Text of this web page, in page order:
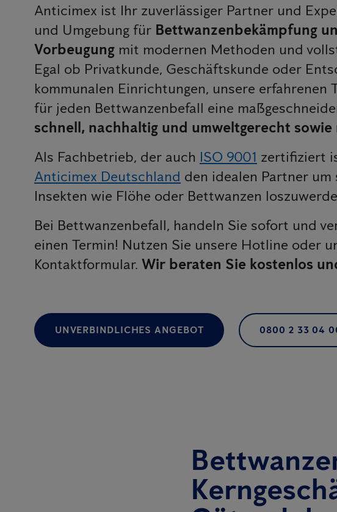
Anticimex ist Ihr zuverlässiger Partner und
und Umgebung für Bettwanzenbekämpfung
Vorbeugung mit modernen Methoden und
Egal ob Privatkunde, Geschäftskunde oder
kommunalen Einrichtungen, unsere erfahrenen
für jeden Bettwanzenbefall eine
schnell, nachhaltig und umweltgerecht
Als Fachbetrieb, der auch ISO 9001 zertifiziert
Anticimex Deutschland den idealen Partner um
Insekten wie Flöhe oder Bettwanzen
Bei Bettwanzenbefall, handeln Sie sofort und
einen Termin! Nutzen Sie unsere Hotline oder
Kontaktformular. Wir beraten Sie kostenlos
UNVERBINDLICHES ANGEBOT 0800 2 33 04